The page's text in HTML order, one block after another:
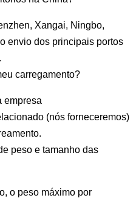
Xangai, Ningbo,
envio dos principais portos
carregamento?
empresa
(nós forneceremos)
peso e tamanho das
o peso máximo por